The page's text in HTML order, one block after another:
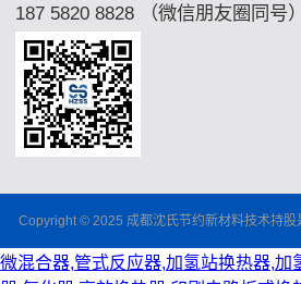
187 5820 8828 （微信朋友圈同号）
Copyright © 2025 成都沈氏节约新材料技术持
微混合器,管式反应器,加氢站换热器,加